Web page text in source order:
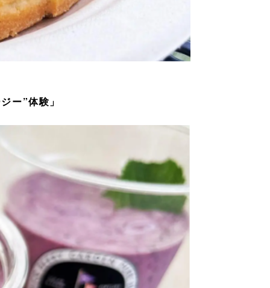
ー”体験」